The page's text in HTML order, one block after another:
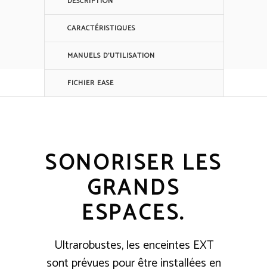
CARACTÉRISTIQUES
MANUELS D'UTILISATION
FICHIER EASE
SONORISER LES
GRANDS
ESPACES.
Ultrarobustes, les enceintes EXT
sont prévues pour être installées en